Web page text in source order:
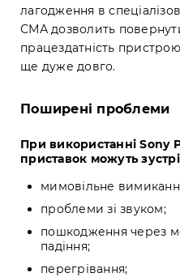
лагодження в
СМА дозволить
працездатність
ще дуже довго.
Поширені проблеми
При використанні Sony
приставок можуть
мимовільне
проблеми зі звуком;
пошкодження через
падіння;
перегрівання;